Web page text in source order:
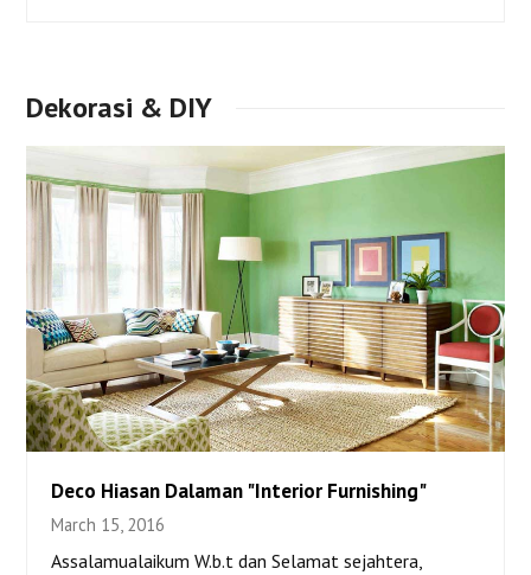
Dekorasi & DIY
Deco Hiasan Dalaman “Interior Furnishing”
Deco Hiasan Dalaman "Interior Furnishing"
March 15, 2016
Assalamualaikum W.b.t dan Selamat sejahtera,